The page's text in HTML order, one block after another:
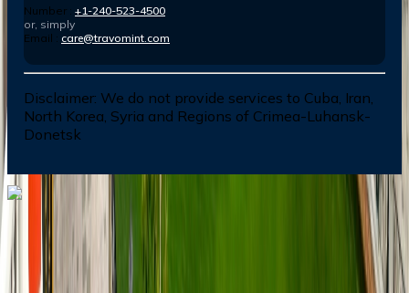
Number : +1-240-523-4500
or, simply
Email : care@travomint.com
Disclaimer: We do not provide services to Cuba, Iran,
North Korea, Syria and Regions of Crimea-Luhansk-
Donetsk
Dial In for Bigger Savings: Exclusive Deals!
+1-240-523-4500
+1-240-523-4500